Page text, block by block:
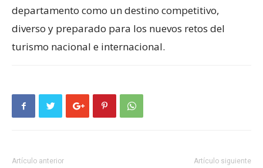
departamento como un destino competitivo,
diverso y preparado para los nuevos retos del
turismo nacional e internacional.
Artículo anterior Artículo siguiente